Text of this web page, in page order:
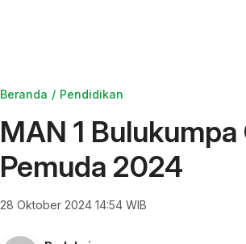
Beranda Pendidikan
MAN 1
Pemuda 2024
28 Oktober 2024 14:54 WIB